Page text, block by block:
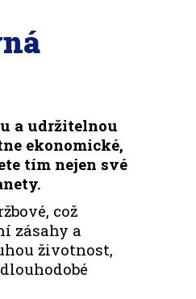
a udržitelnou
ekonomické,
tím nejen své
což
zásahy a
životnost,